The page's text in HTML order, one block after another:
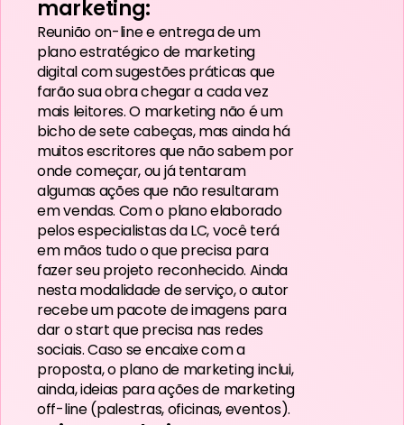
marketing:
Reunião on-line e entrega de um
plano estratégico de marketing
digital com sugestões práticas que
farão sua obra chegar a cada vez
mais leitores. O marketing não é um
bicho de sete cabeças, mas ainda há
muitos escritores que não sabem por
onde começar, ou já tentaram
algumas ações que não resultaram
em vendas. Com o plano elaborado
pelos especialistas da LC, você terá
em mãos tudo o que precisa para
fazer seu projeto reconhecido. Ainda
nesta modalidade de serviço, o autor
recebe um pacote de imagens para
dar o start que precisa nas redes
sociais. Caso se encaixe com a
proposta, o plano de marketing inclui,
ainda, ideias para ações de marketing
off-line (palestras, oficinas, eventos).